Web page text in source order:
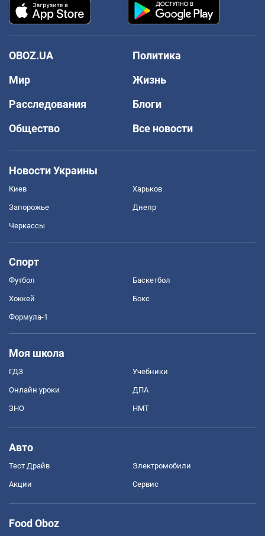
OBOZ.UA
Политика
Мир
Жизнь
Расследования
Блоги
Общество
Все новости
Новости Украины
Киев Харьков
Запорожье Днепр
Черкассы
Спорт
Футбол Баскетбол
Хоккей Бокс
Формула-1
Моя школа
ГДЗ Учебники
Онлайн уроки ДПА
ЗНО НМТ
Авто
Тест Драйв Электромобили
Акции Сервис
Food Oboz